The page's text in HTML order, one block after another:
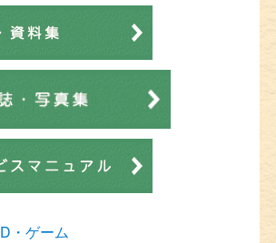
・ゲーム